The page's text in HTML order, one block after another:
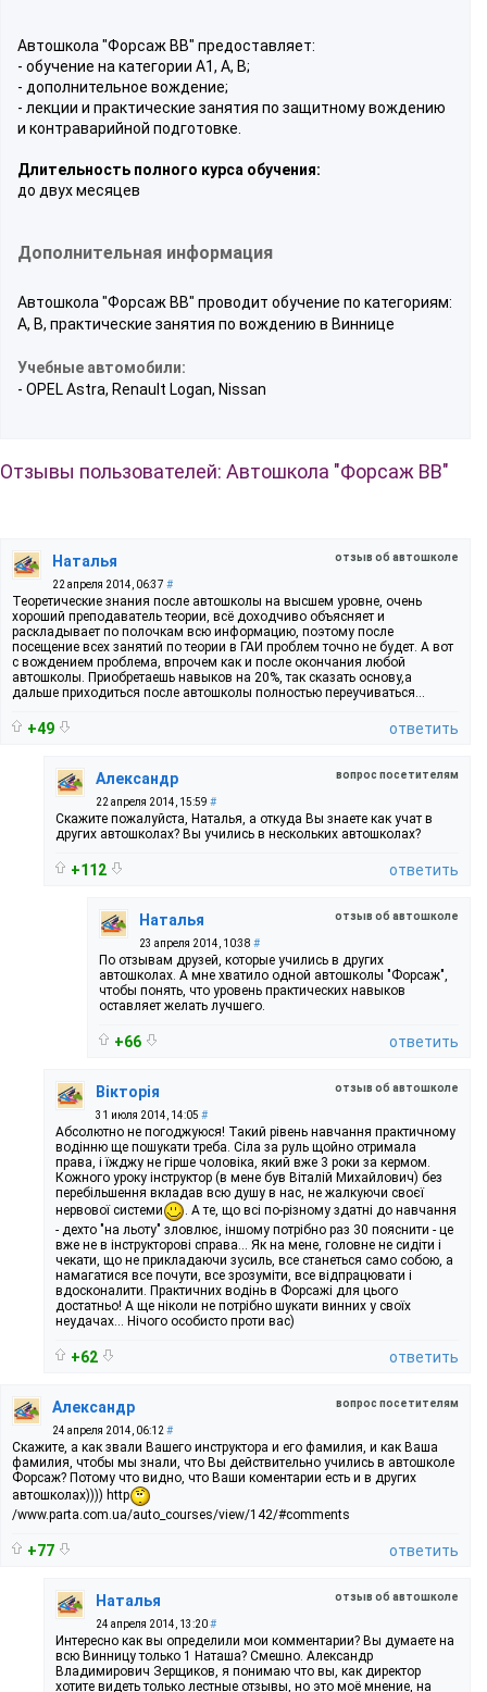
Автошкола "Форсаж ВВ" предоставляет:
- обучение на категории А1, А, В;
- дополнительное вождение;
- лекции и практические занятия по защитному вождению
и контраварийной подготовке.
Длительность полного курса обучения:
до двух месяцев
Дополнительная информация
Автошкола "Форсаж ВВ" проводит обучение по категориям:
A, B, практические занятия по вождению в Виннице
Учебные автомобили:
- OPEL Astra, Renault Logan, Nissan
Отзывы пользователей: Автошкола "Форсаж ВВ"
отзыв об автошколе
Наталья
22 апреля 2014, 06:37 #
Теоретические знания после автошколы на высшем уровне, очень
хороший преподаватель теории, всё доходчиво объясняет и
раскладывает по полочкам всю информацию, поэтому после
посещение всех занятий по теории в ГАИ проблем точно не будет. А вот
с вождением проблема, впрочем как и после окончания любой
автошколы. Приобретаешь навыков на 20%, так сказать основу,а
дальше приходиться после автошколы полностью переучиваться...
+49 ответить
вопрос посетителям
Александр
22 апреля 2014, 15:59 #
Скажите пожалуйста, Наталья, а откуда Вы знаете как учат в
других автошколах? Вы учились в нескольких автошколах?
+112 ответить
отзыв об автошколе
Наталья
23 апреля 2014, 10:38 #
По отзывам друзей, которые учились в других
автошколах. А мне хватило одной автошколы "Форсаж",
чтобы понять, что уровень практических навыков
оставляет желать лучшего.
+66 ответить
отзыв об автошколе
Вікторія
31 июля 2014, 14:05 #
Абсолютно не погоджуюся! Такий рівень навчання практичному
водінню ще пошукати треба. Сіла за руль щойно отримала
права, і їжджу не гірше чоловіка, який вже 3 роки за кермом.
Кожного уроку інструктор (в мене був Віталій Михайлович) без
перебільшення вкладав всю душу в нас, не жалкуючи своєї
нервової системи
. А те, що всі по-різному здатні до навчання
- дехто "на льоту" зловлює, іншому потрібно раз 30 пояснити - це
вже не в інструкторові справа... Як на мене, головне не сидіти і
чекати, що не прикладаючи зусиль, все станеться само собою, а
намагатися все почути, все зрозуміти, все відпрацювати і
вдосконалити. Практичних водінь в Форсажі для цього
достатньо! А ще ніколи не потрібно шукати винних у своїх
неудачах... Нічого особисто проти вас)
+62 ответить
вопрос посетителям
Александр
24 апреля 2014, 06:12 #
Скажите, а как звали Вашего инструктора и его фамилия, и как Ваша
фамилия, чтобы мы знали, что Вы действительно учились в автошколе
Форсаж? Потому что видно, что Ваши коментарии есть и в других
автошколах)))) http
/www.parta.com.ua/auto_courses/view/142/#comments
+77 ответить
отзыв об автошколе
Наталья
24 апреля 2014, 13:20#
Интересно как вы определили мои комментарии? Вы думаете на
всю Винницу только 1 Наташа? Смешно. Александр
Владимирович Зерщиков, я понимаю что вы, как директор
хотите видеть только лестные отзывы, но это моё мнение, на